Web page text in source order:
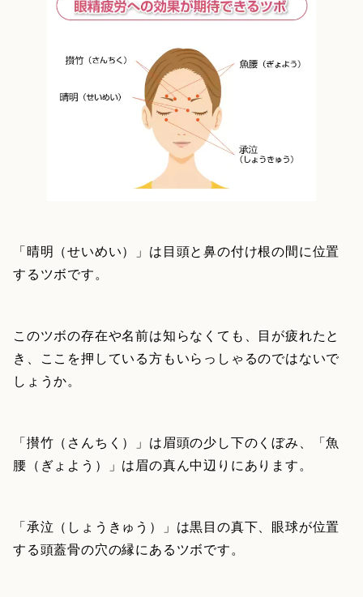
「晴明（せいめい）」は目頭と鼻の付け根の間に位置
するツボです。
このツボの存在や名前は知らなくても、目が疲れたと
き、ここを押している方もいらっしゃるのではないで
しょうか。
「攅竹（さんちく）」は眉頭の少し下のくぼみ、「魚
腰（ぎょよう）」は眉の真ん中辺りにあります。
「承泣（しょうきゅう）」は黒目の真下、眼球が位置
する頭蓋骨の穴の縁にあるツボです。